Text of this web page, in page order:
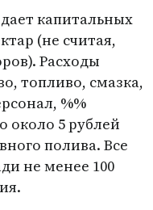
капитальных
(не считая,
Расходы
топливо, смазка,
%%
около 5 рублей
полива. Все
не менее 100